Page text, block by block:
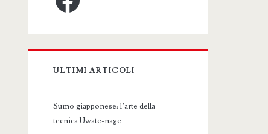
ULTIMI ARTICOLI
Sumo giapponese: l’arte della
tecnica Uwate-nage